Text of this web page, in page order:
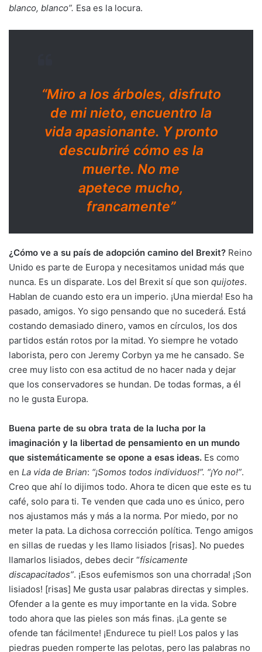
blanco, blanco”. Esa es la locura.
“Miro a los árboles, disfruto
de mi nieto, encuentro la
vida apasionante. Y pronto
descubriré cómo es la
muerte. No me
apetece mucho,
francamente”
¿Cómo ve a su país de adopción camino del Brexit? Reino
Unido es parte de Europa y necesitamos unidad más que
nunca. Es un disparate. Los del Brexit sí que son quijotes.
Hablan de cuando esto era un imperio. ¡Una mierda! Eso ha
pasado, amigos. Yo sigo pensando que no sucederá. Está
costando demasiado dinero, vamos en círculos, los dos
partidos están rotos por la mitad. Yo siempre he votado
laborista, pero con Jeremy Corbyn ya me he cansado. Se
cree muy listo con esa actitud de no hacer nada y dejar
que los conservadores se hundan. De todas formas, a él
no le gusta Europa.
Buena parte de su obra trata de la lucha por la
imaginación y la libertad de pensamiento en un mundo
que sistemáticamente se opone a esas ideas. Es como
en La vida de Brian: “¡Somos todos individuos!”. “¡Yo no!”.
Creo que ahí lo dijimos todo. Ahora te dicen que este es tu
café, solo para ti. Te venden que cada uno es único, pero
nos ajustamos más y más a la norma. Por miedo, por no
meter la pata. La dichosa corrección política. Tengo amigos
en sillas de ruedas y les llamo lisiados [risas]. No puedes
llamarlos lisiados, debes decir “físicamente
discapacitados”. ¡Esos eufemismos son una chorrada! ¡Son
lisiados! [risas] Me gusta usar palabras directas y simples.
Ofender a la gente es muy importante en la vida. Sobre
todo ahora que las pieles son más finas. ¡La gente se
ofende tan fácilmente! ¡Endurece tu piel! Los palos y las
piedras pueden romperte las pelotas, pero las palabras no